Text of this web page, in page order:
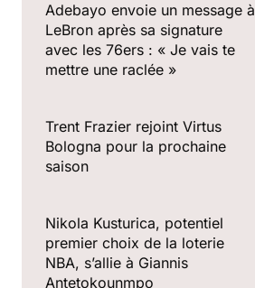
Adebayo envoie un message à
LeBron après sa signature
avec les 76ers : « Je vais te
mettre une raclée »
Trent Frazier rejoint Virtus
Bologna pour la prochaine
saison
Nikola Kusturica, potentiel
premier choix de la loterie
NBA, s’allie à Giannis
Antetokounmpo